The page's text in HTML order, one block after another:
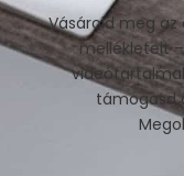
Vásárold meg
mellékleteit
támogasd